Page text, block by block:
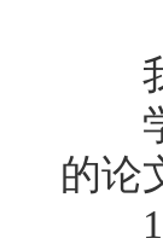
我
学
的论
1、